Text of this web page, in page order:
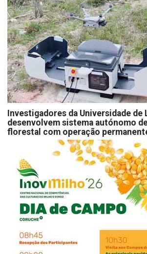
Investigadores da Universidade de
desenvolvem sistema autónomo
florestal com operação